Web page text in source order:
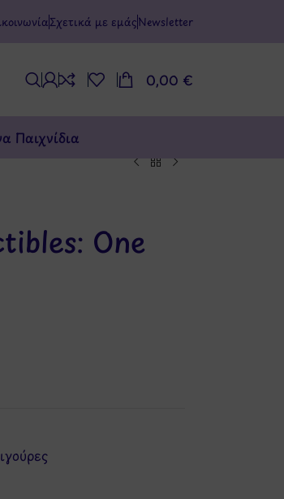
Σχετικά με εμάςNewsletter
0,00 €
Παιχνίδια
One